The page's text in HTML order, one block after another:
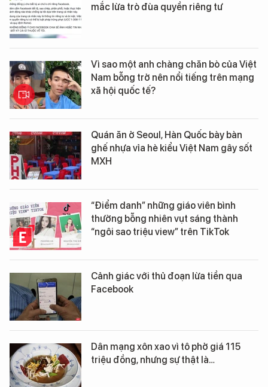
mắc lừa trò đùa quyền riêng tư
Vì sao một anh chàng chăn bò của Việt
Nam bỗng trở nên nổi tiếng trên mạng
xã hội quốc tế?
Quán ăn ở Seoul, Hàn Quốc bày bàn
ghế nhựa vỉa hè kiểu Việt Nam gây sốt
MXH
“Điểm danh” những giáo viên bình
thường bỗng nhiên vụt sáng thành
“ngôi sao triệu view” trên TikTok
Cảnh giác với thủ đoạn lừa tiền qua
Facebook
Dân mạng xôn xao vì tô phở giá 115
triệu đồng, nhưng sự thật là…